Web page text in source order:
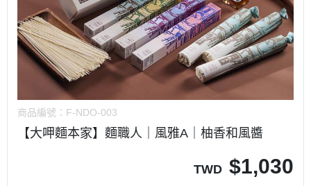
商品編號： F-NDO-003
【大呷麵本家】麵職人｜風雅A｜柚香和風醬
TWD $1,030